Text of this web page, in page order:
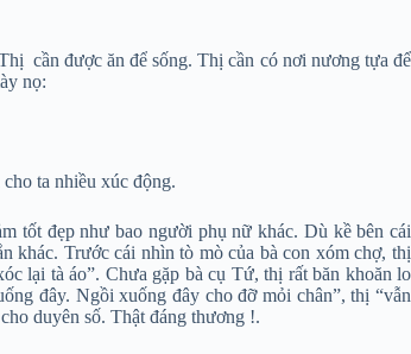
cần được ăn để sống. Thị cần có nơi nương tựa để
nọ:
ta nhiều xúc động.
tốt đẹp như bao người phụ nữ khác. Dù kề bên cái
khác. Trước cái nhìn tò mò của bà con xóm chợ, thị
lại tà áo”. Chưa gặp bà cụ Tứ, thị rất băn khoăn lo
đây. Ngồi xuống đây cho đỡ mỏi chân”, thị “vẫn
duyên số. Thật đáng thương !.